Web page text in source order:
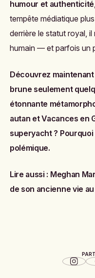
humour et authenticité
tempête médiatique
derrière le statut royal,
humain — et parfois un
Découvrez maintenant
brune seulement
étonnante
autan etVacances en
superyacht ?
polémique.
Lire aussi : Meghan
de son ancienne vie